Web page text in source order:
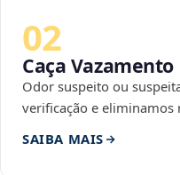
02
Caça Vazamento
Odor suspeito ou
verificação e eliminamos
SAIBA MAIS